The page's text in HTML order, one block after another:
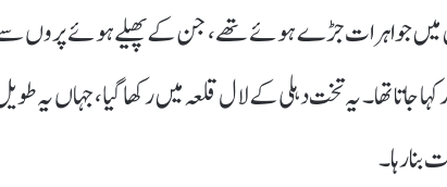
میں جواہرات جڑے ہوئے تھے، جن کے پھیلے ہوئے پروں
تھا۔ یہ تخت دہلی کے لال قلعہ میں رکھا گیا، جہاں یہ
رہا۔